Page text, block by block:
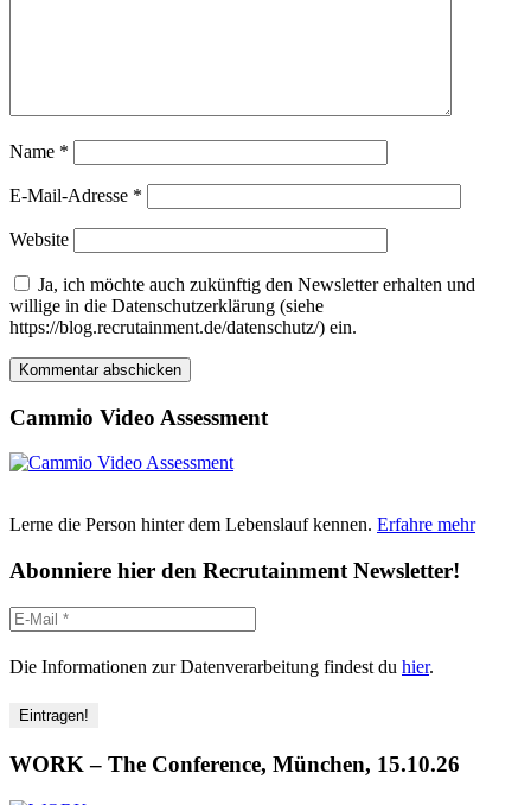
Name *
E-Mail-Adresse *
Website
Ja, ich möchte auch zukünftig den Newsletter erhalten und
willige in die Datenschutzerklärung (siehe
https://blog.recrutainment.de/datenschutz/) ein.
Cammio Video Assessment
Lerne die Person hinter dem Lebenslauf kennen. Erfahre mehr
Abonniere hier den Recrutainment Newsletter!
Die Informationen zur Datenverarbeitung findest du hier.
WORK – The Conference, München, 15.10.26